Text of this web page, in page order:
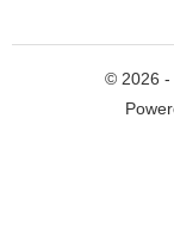
© 2026